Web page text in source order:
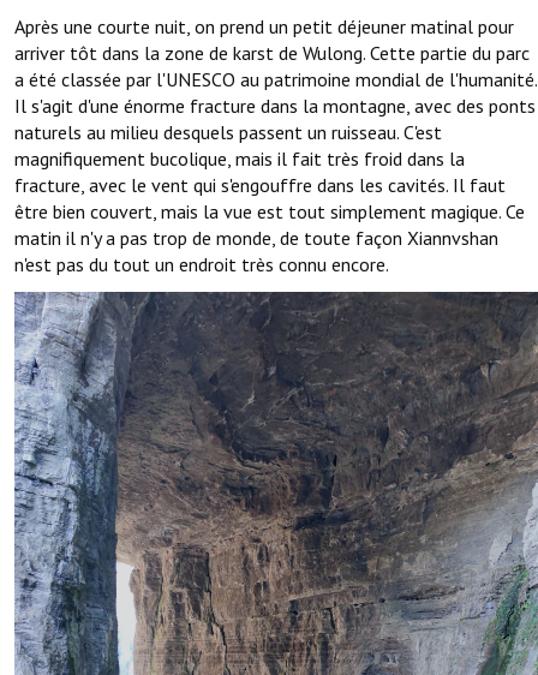
Après une courte nuit, on prend un petit déjeuner matinal pour
arriver tôt dans la zone de karst de Wulong. Cette partie du parc
a été classée par l'UNESCO au patrimoine mondial de l'humanité.
Il s'agit d'une énorme fracture dans la montagne, avec des ponts
naturels au milieu desquels passent un ruisseau. C'est
magnifiquement bucolique, mais il fait très froid dans la
fracture, avec le vent qui s'engouffre dans les cavités. Il faut
être bien couvert, mais la vue est tout simplement magique. Ce
matin il n'y a pas trop de monde, de toute façon Xiannvshan
n'est pas du tout un endroit très connu encore.